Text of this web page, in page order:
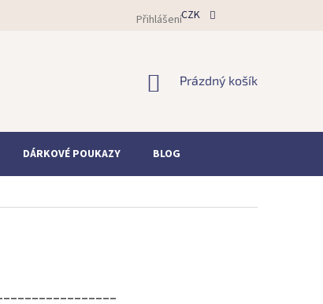
CZK
Přihlášení
NÁKUPNÍ
Prázdný košík
DÁRKOVÉ POUKAZY BLOG